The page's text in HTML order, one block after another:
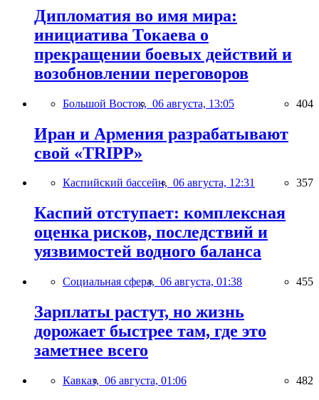
Дипломатия во имя мира:
инициатива Токаева о
прекращении боевых действий и
возобновлении переговоров
Большой Восток, 06 августа, 13:05 404
Иран и Армения разрабатывают
свой «TRIPP»
Каспийский бассейн, 06 августа, 12:31 357
Каспий отступает: комплексная
оценка рисков, последствий и
уязвимостей водного баланса
Социальная сфера, 06 августа, 01:38 455
Зарплаты растут, но жизнь
дорожает быстрее там, где это
заметнее всего
Кавказ, 06 августа, 01:06 482